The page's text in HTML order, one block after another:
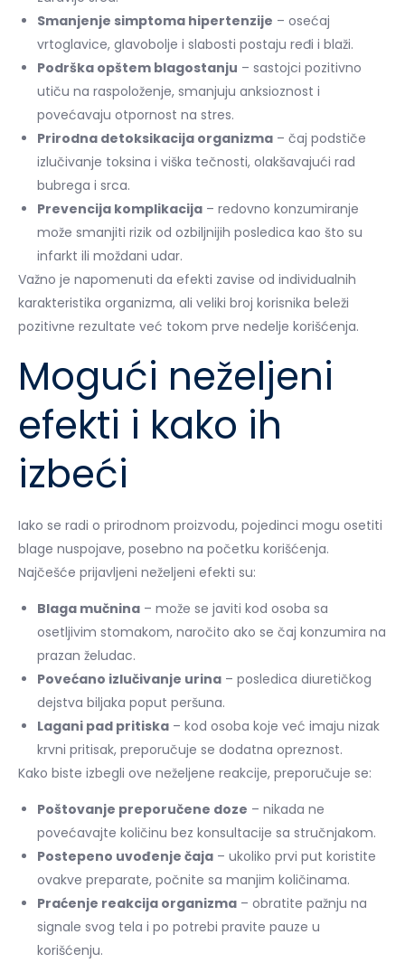
Smanjenje simptoma hipertenzije – osećaj
vrtoglavice, glavobolje i slabosti postaju ređi i blaži.
Podrška opštem blagostanju – sastojci pozitivno
utiču na raspoloženje, smanjuju anksioznost i
povećavaju otpornost na stres.
Prirodna detoksikacija organizma – čaj podstiče
izlučivanje toksina i viška tečnosti, olakšavajući rad
bubrega i srca.
Prevencija komplikacija – redovno konzumiranje
može smanjiti rizik od ozbiljnijih posledica kao što su
infarkt ili moždani udar.
Važno je napomenuti da efekti zavise od individualnih
karakteristika organizma, ali veliki broj korisnika beleži
pozitivne rezultate već tokom prve nedelje korišćenja.
Mogući neželjeni
efekti i kako ih
izbeći
Iako se radi o prirodnom proizvodu, pojedinci mogu osetiti
blage nuspojave, posebno na početku korišćenja.
Najčešće prijavljeni neželjeni efekti su:
Blaga mučnina – može se javiti kod osoba sa
osetljivim stomakom, naročito ako se čaj konzumira na
prazan želudac.
Povećano izlučivanje urina – posledica diuretičkog
dejstva biljaka poput peršuna.
Lagani pad pritiska – kod osoba koje već imaju nizak
krvni pritisak, preporučuje se dodatna opreznost.
Kako biste izbegli ove neželjene reakcije, preporučuje se:
Poštovanje preporučene doze – nikada ne
povećavajte količinu bez konsultacije sa stručnjakom.
Postepeno uvođenje čaja – ukoliko prvi put koristite
ovakve preparate, počnite sa manjim količinama.
Praćenje reakcija organizma – obratite pažnju na
signale svog tela i po potrebi pravite pauze u
korišćenju.